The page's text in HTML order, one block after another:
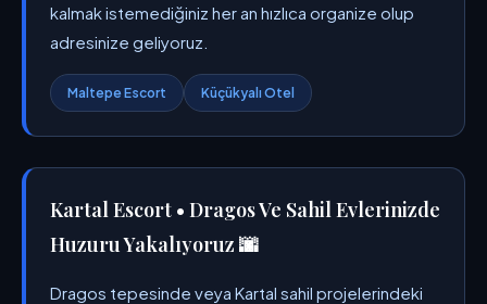
kalmak istemediğiniz her an hızlıca organize olup
adresinize geliyoruz.
Maltepe Escort Küçükyalı Otel
Kartal Escort • Dragos Ve Sahil Evlerinizde
Huzuru Yakalıyoruz 🌆
Dragos tepesinde veya Kartal sahil projelerindeki